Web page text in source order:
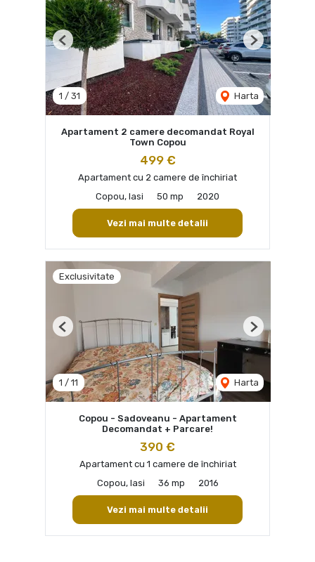
1 / 31 Harta
Previous Next
Apartament 2 camere decomandat Royal
Town Copou
499 €
Apartament cu 2 camere de închiriat
Copou, Iasi
50 mp 2020
Vezi mai multe detalii
Exclusivitate
1 / 11 Harta
Previous Next
Copou - Sadoveanu - Apartament
Decomandat + Parcare!
390 €
Apartament cu 1 camere de închiriat
Copou, Iasi
36 mp 2016
Vezi mai multe detalii